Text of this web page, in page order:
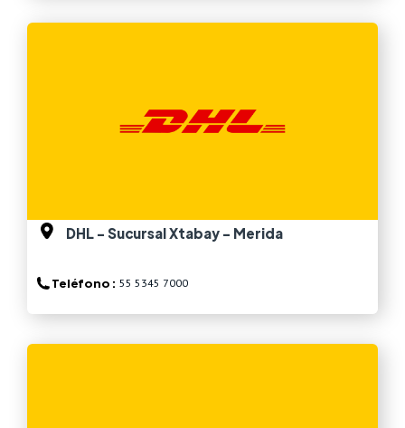
DHL - Sucursal Xtabay - Merida
Teléfono : 55 5345 7000